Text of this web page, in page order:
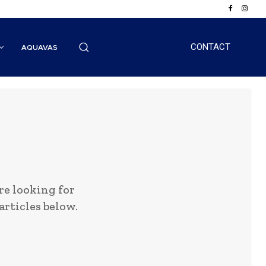
AQUAVAS CONTACT
looking for
below.